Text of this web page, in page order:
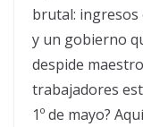
brutal: ingresos
y un gobierno
despide
trabajadores
1º de mayo?